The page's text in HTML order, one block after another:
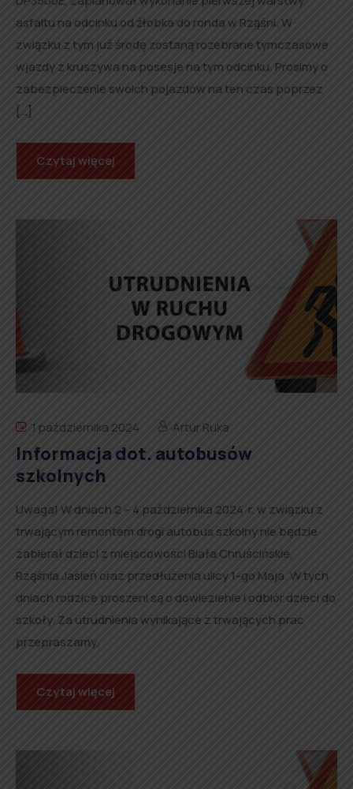
asfaltu na odcinku od żłobka do ronda w Rząśni. W
związku z tym już środę zostaną rozebrane tymczasowe
wjazdy z kruszywa na posesje na tym odcinku. Prosimy o
zabezpieczenie swoich pojazdów na ten czas poprzez
[…]
Czytaj więcej
1 października 2024 Artur Ruka
Informacja dot. autobusów
szkolnych
Uwaga! W dniach 2 – 4 października 2024 r. w związku z
trwającym remontem drogi autobus szkolny nie będzie
zabierał dzieci z miejscowości Biała Chruścińskie,
Rząśnia Jasień oraz przedłużenia ulicy 1-go Maja. W tych
dniach rodzice proszeni są o dowiezienie i odbiór dzieci do
szkoły. Za utrudnienia wynikające z trwających prac
przepraszamy.
Czytaj więcej